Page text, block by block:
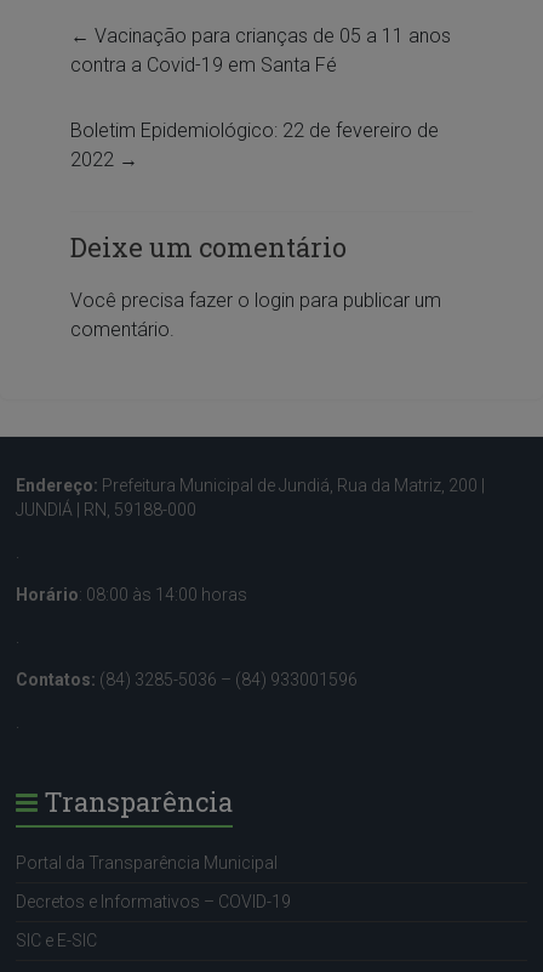
← Vacinação para crianças de 05 a 11 anos
contra a Covid-19 em Santa Fé
Boletim Epidemiológico: 22 de fevereiro de
2022 →
Deixe um comentário
Você precisa fazer o login para publicar um
comentário.
Endereço: Prefeitura Municipal de Jundiá, Rua da Matriz, 200 |
JUNDIÁ | RN, 59188-000
.
Horário: 08:00 às 14:00 horas
.
Contatos: (84) 3285-5036 – (84) 933001596
.
Transparência
Portal da Transparência Municipal
Decretos e Informativos – COVID-19
SIC e E-SIC